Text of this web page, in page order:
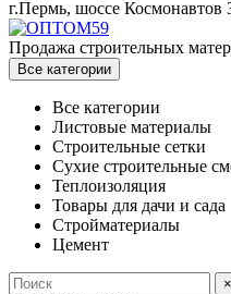
г.Пермь, шоссе Космонавтов
Продажа строительных
Все категории
Все категории
Листовые материалы
Строительные сетки
Сухие строительные
Теплоизоляция
Товары для дачи и сада
Стройматериалы
Цемент
×